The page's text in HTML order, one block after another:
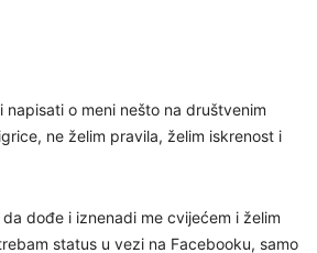
o meni nešto na društvenim
ne želim pravila, želim iskrenost i
da dođe i iznenadi me cvijećem i želim
status u vezi na Facebooku, samo